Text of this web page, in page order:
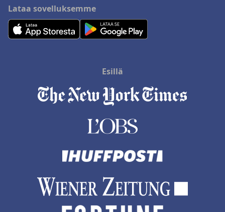
Lataa sovelluksemme
Esillä